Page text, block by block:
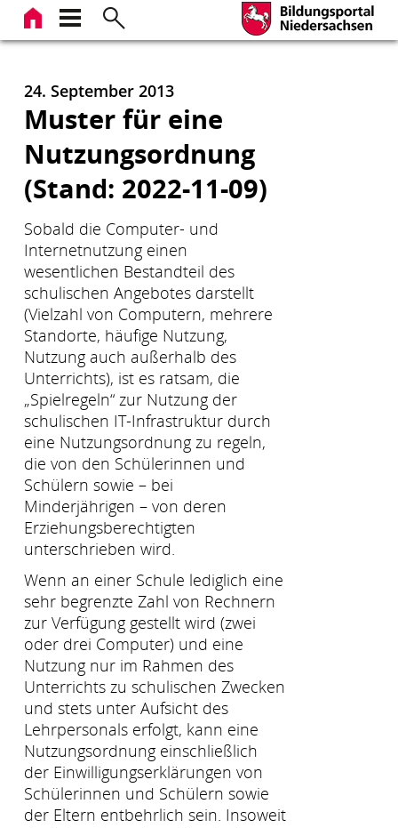
Zum
Inhalt
24. September 2013
Muster für eine
Nutzungsordnung
(Stand: 2022-11-09)
Sobald die Computer- und
Internetnutzung einen
wesentlichen Bestandteil des
schulischen Angebotes darstellt
(Vielzahl von Computern, mehrere
Standorte, häufige Nutzung,
Nutzung auch außerhalb des
Unterrichts), ist es ratsam, die
„Spielregeln“ zur Nutzung der
schulischen IT-Infrastruktur durch
eine Nutzungsordnung zu regeln,
die von den Schülerinnen und
Schülern sowie – bei
Minderjährigen – von deren
Erziehungsberechtigten
unterschrieben wird.
Wenn an einer Schule lediglich eine
sehr begrenzte Zahl von Rechnern
zur Verfügung gestellt wird (zwei
oder drei Computer) und eine
Nutzung nur im Rahmen des
Unterrichts zu schulischen Zwecken
und stets unter Aufsicht des
Lehrpersonals erfolgt, kann eine
Nutzungsordnung einschließlich
der Einwilligungserklärungen von
Schülerinnen und Schülern sowie
der Eltern entbehrlich sein. Insoweit